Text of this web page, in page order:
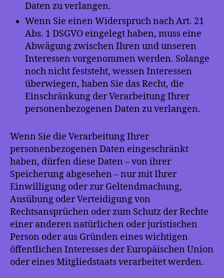
Daten zu verlangen.
Wenn Sie einen Widerspruch nach Art. 21
Abs. 1 DSGVO eingelegt haben, muss eine
Abwägung zwischen Ihren und unseren
Interessen vorgenommen werden. Solange
noch nicht feststeht, wessen Interessen
überwiegen, haben Sie das Recht, die
Einschränkung der Verarbeitung Ihrer
personenbezogenen Daten zu verlangen.
Wenn Sie die Verarbeitung Ihrer
personenbezogenen Daten eingeschränkt
haben, dürfen diese Daten – von ihrer
Speicherung abgesehen – nur mit Ihrer
Einwilligung oder zur Geltendmachung,
Ausübung oder Verteidigung von
Rechtsansprüchen oder zum Schutz der Rechte
einer anderen natürlichen oder juristischen
Person oder aus Gründen eines wichtigen
öffentlichen Interesses der Europäischen Union
oder eines Mitgliedstaats verarbeitet werden.